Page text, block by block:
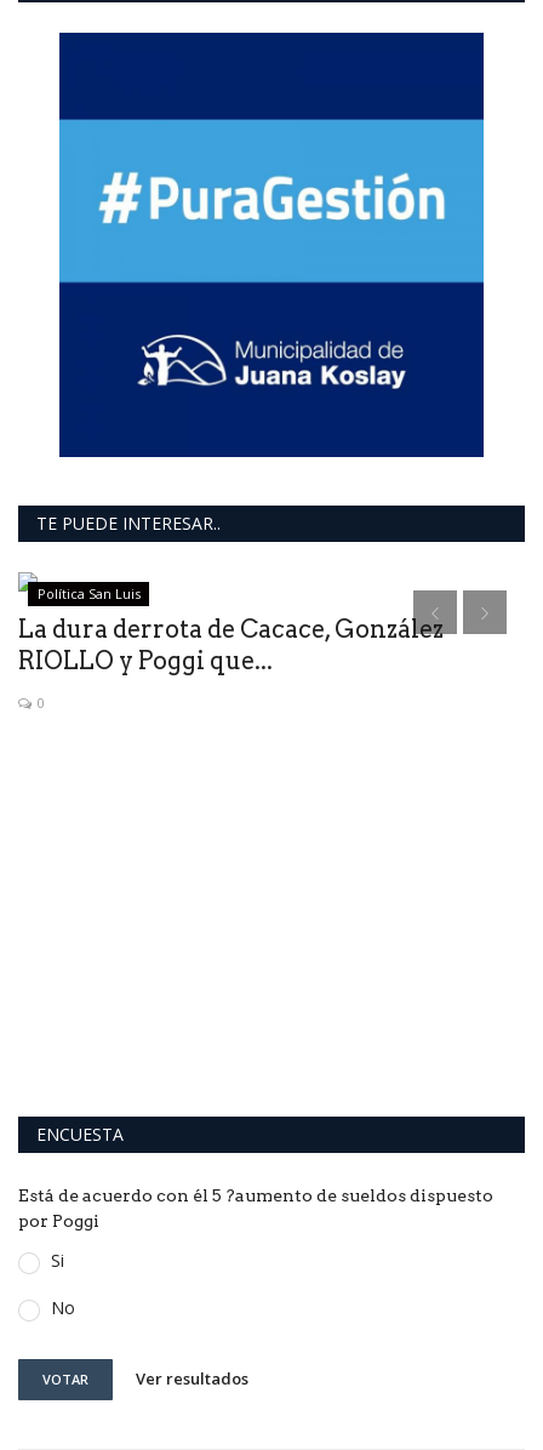
TE PUEDE INTERESAR..
Política San Luis
La dura derrota de Cacace, González
RIOLLO y Poggi que...
0
ENCUESTA
Está de acuerdo con él 5 ?aumento de sueldos dispuesto
por Poggi
Si
No
VOTAR Ver resultados